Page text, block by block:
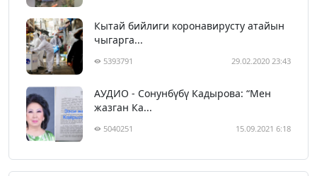
Кытай бийлиги коронавирусту атайын
чыгарга...
5393791 29.02.2020 23:43
АУДИО - Сонунбүбү Кадырова: “Мен
жазган Ка...
5040251 15.09.2021 6:18